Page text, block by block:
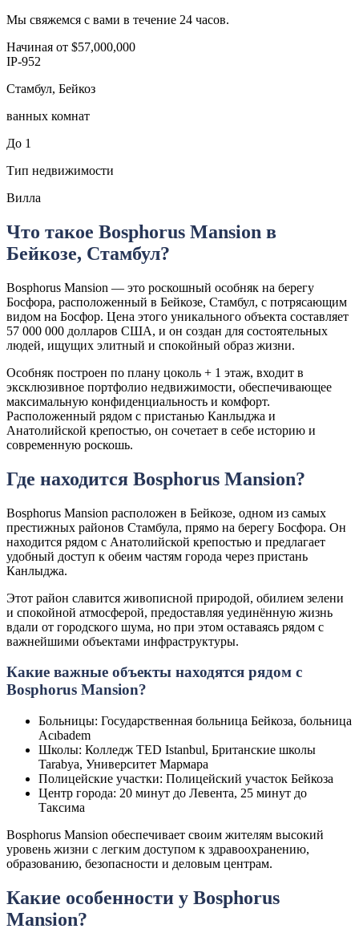
Мы свяжемся с вами в течение 24 часов.
Начиная от $57,000,000
IP-952
Стамбул, Бейкоз
ванных комнат
До 1
Тип недвижимости
Вилла
Что такое Bosphorus Mansion в
Бейкозе, Стамбул?
Bosphorus Mansion — это роскошный особняк на берегу
Босфора, расположенный в Бейкозе, Стамбул, с потрясающим
видом на Босфор. Цена этого уникального объекта составляет
57 000 000 долларов США, и он создан для состоятельных
людей, ищущих элитный и спокойный образ жизни.
Особняк построен по плану цоколь + 1 этаж, входит в
эксклюзивное портфолио недвижимости, обеспечивающее
максимальную конфиденциальность и комфорт.
Расположенный рядом с пристанью Канлыджа и
Анатолийской крепостью, он сочетает в себе историю и
современную роскошь.
Где находится Bosphorus Mansion?
Bosphorus Mansion расположен в Бейкозе, одном из самых
престижных районов Стамбула, прямо на берегу Босфора. Он
находится рядом с Анатолийской крепостью и предлагает
удобный доступ к обеим частям города через пристань
Канлыджа.
Этот район славится живописной природой, обилием зелени
и спокойной атмосферой, предоставляя уединённую жизнь
вдали от городского шума, но при этом оставаясь рядом с
важнейшими объектами инфраструктуры.
Какие важные объекты находятся рядом с
Bosphorus Mansion?
Больницы: Государственная больница Бейкоза, больница
Acıbadem
Школы: Колледж TED Istanbul, Британские школы
Tarabya, Университет Мармара
Полицейские участки: Полицейский участок Бейкоза
Центр города: 20 минут до Левента, 25 минут до
Таксима
Bosphorus Mansion обеспечивает своим жителям высокий
уровень жизни с легким доступом к здравоохранению,
образованию, безопасности и деловым центрам.
Какие особенности у Bosphorus
Mansion?